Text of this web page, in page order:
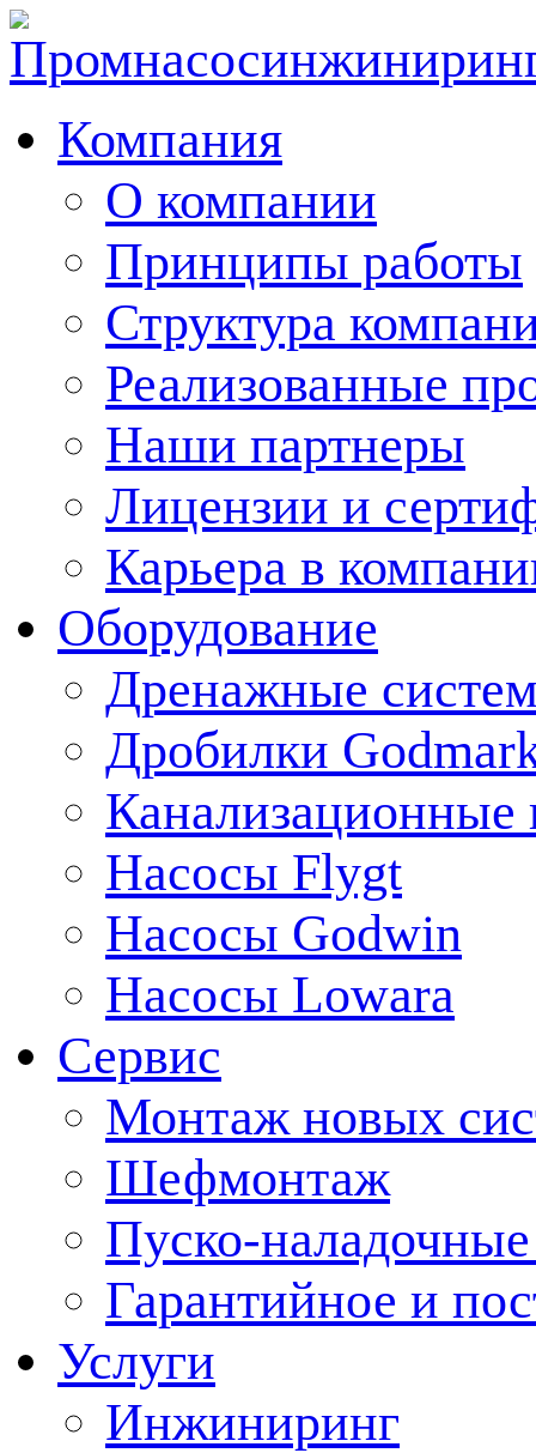
Компания
О компании
Принципы работы
Структура
Реализованные
Наши партнеры
Лицензии и
Карьера в
Оборудование
Дренажные
Дробилки
Канализационные
Насосы Flygt
Насосы Godwin
Насосы Lowara
Сервис
Монтаж новых
Шефмонтаж
Пуско-
Гарантийное и
Услуги
Инжиниринг